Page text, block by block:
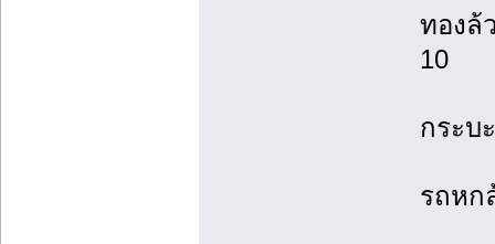
ทองล้
10
กระบ
รถหก